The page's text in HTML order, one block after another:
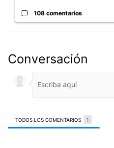
108 comentarios
Conversación
TODOS LOS COMENTARIOS 1